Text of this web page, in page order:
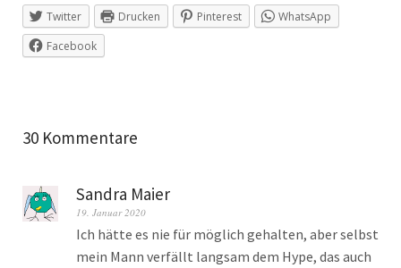
Twitter Drucken Pinterest
WhatsApp
Facebook
30 Kommentare
Sandra Maier
19. Januar 2020
Ich hätte es nie für möglich gehalten, aber selbst
mein Mann verfällt langsam dem Hype, das auch